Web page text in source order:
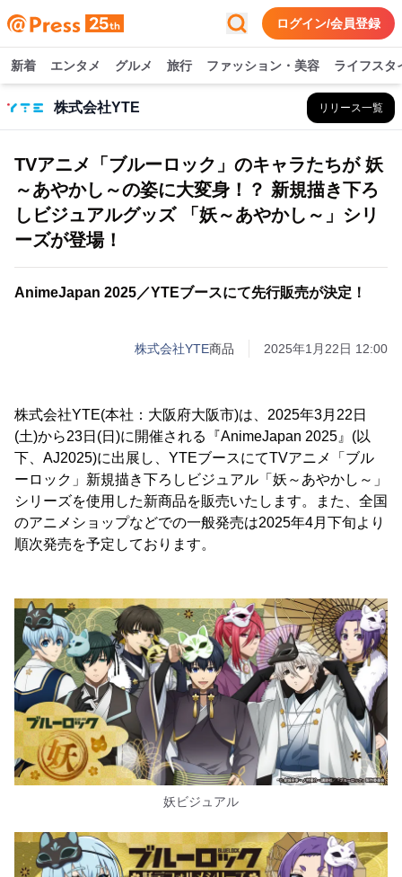
ログイン/会員登録
新着 エンタメ グルメ 旅行 ファッション・美容 ライフスタ
株式会社YTE リリース一覧
TVアニメ「ブルーロック」のキャラたちが 妖
～あやかし～の姿に大変身！？ 新規描き下ろ
しビジュアルグッズ 「妖～あやかし～」シリ
ーズが登場！
AnimeJapan 2025／YTEブースにて先行販売が決定！
株式会社YTE商品 2025年1月22日 12:00
株式会社YTE(本社：大阪府大阪市)は、2025年3月22日
(土)から23日(日)に開催される『AnimeJapan 2025』(以
下、AJ2025)に出展し、YTEブースにてTVアニメ「ブル
ーロック」新規描き下ろしビジュアル「妖～あやかし～」
シリーズを使用した新商品を販売いたします。また、全国
のアニメショップなどでの一般発売は2025年4月下旬より
順次発売を予定しております。
妖ビジュアル